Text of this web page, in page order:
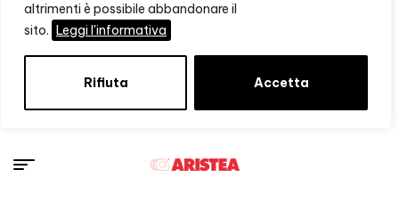
altrimenti è possibile abbandonare il
sito. Leggi l'informativa
Rifiuta Accetta